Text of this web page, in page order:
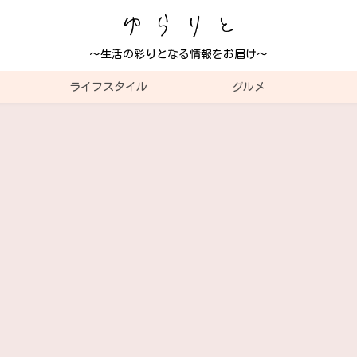
～生活の彩りとなる情報をお届け～
ライフスタイル グルメ